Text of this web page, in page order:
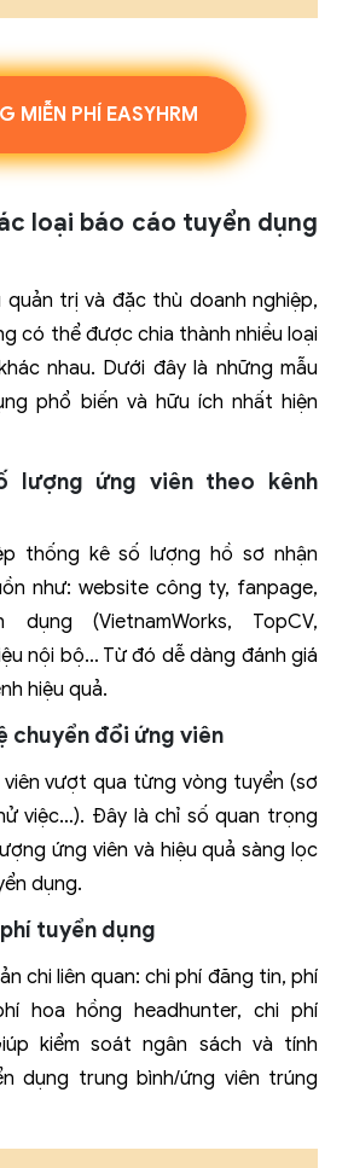
MIỄN PHÍ EASYHRM
loại báo cáo tuyển dụng
quản trị và đặc thù doanh nghiệp,
có thể được chia thành nhiều loại
nhau. Dưới đây là những mẫu
phổ biến và hữu ích nhất hiện
lượng ứng viên theo kênh
thống kê số lượng hồ sơ nhận
như: website công ty, fanpage,
(VietnamWorks, TopCV,
nội bộ… Từ đó dễ dàng đánh giá
hiệu quả.
chuyển đổi ứng viên
vượt qua từng vòng tuyển (sơ
việc…). Đây là chỉ số quan trọng
ứng viên và hiệu quả sàng lọc
dụng.
tuyển dụng
chi liên quan: chi phí đăng tin, phí
hoa hồng headhunter, chi phí
kiểm soát ngân sách và tính
dụng trung bình/ứng viên trúng